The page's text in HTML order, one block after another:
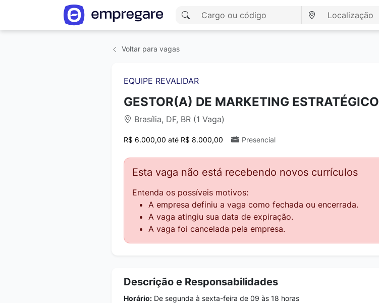
Voltar para vagas
EQUIPE REVALIDAR
GESTOR(A) DE MARKETING ESTRATÉGICO
Brasília, DF, BR (1 Vaga)
R$ 6.000,00 até R$ 8.000,00 Presencial
Esta vaga não está recebendo novos currículos
Entenda os possíveis motivos:
A empresa definiu a vaga como fechada ou encerrada.
A vaga atingiu sua data de expiração.
A vaga foi cancelada pela empresa.
Descrição e Responsabilidades
Horário: De segunda à sexta-feira de 09 às 18 horas